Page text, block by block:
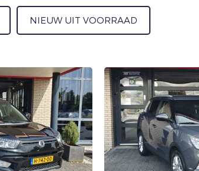
NIEUW UIT VOORRAAD